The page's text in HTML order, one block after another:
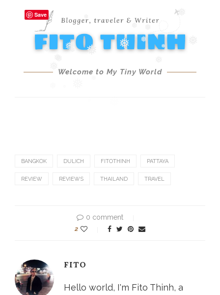
BANGKOK DULICH FITOTHINH PATTAYA
REVIEW REVIEWS THAILAND TRAVEL
0 comment
2
FITO
Hello world, I'm Fito Thinh, a